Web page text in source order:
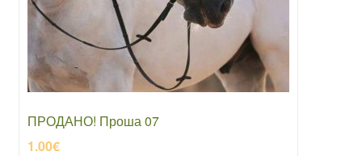
ПРОДАНО! Проша 07
1.00€